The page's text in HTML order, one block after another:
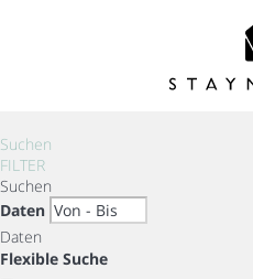
Suchen
FILTER
Suchen
Daten
Daten
Flexible Suche